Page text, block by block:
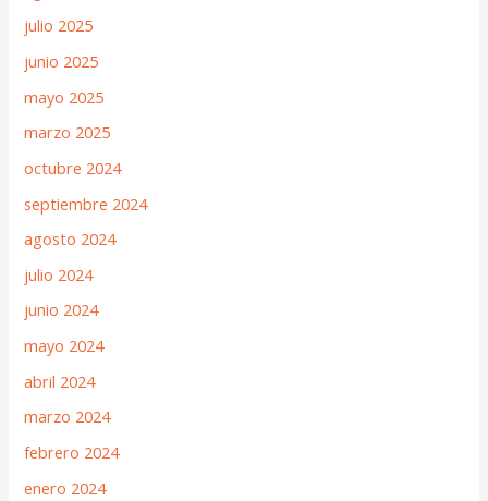
julio 2025
junio 2025
mayo 2025
marzo 2025
octubre 2024
septiembre 2024
agosto 2024
julio 2024
junio 2024
mayo 2024
abril 2024
marzo 2024
febrero 2024
enero 2024